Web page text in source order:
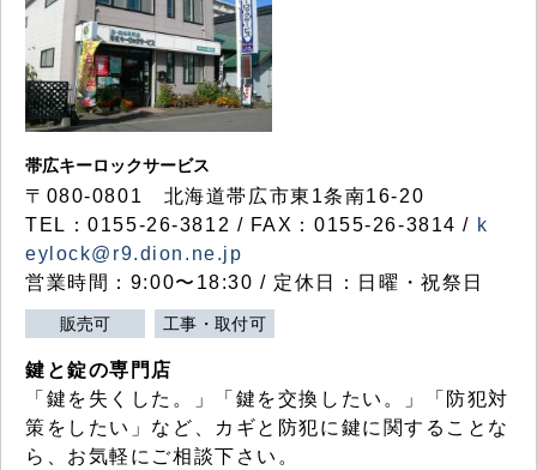
帯広キーロックサービス
〒080-0801 北海道帯広市東1条南16-20
TEL：0155-26-3812 / FAX：0155-26-3814 / k
eylock@r9.dion.ne.jp
営業時間：9:00〜18:30 / 定休日：日曜・祝祭日
販売可 工事・取付可
鍵と錠の専門店
「鍵を失くした。」「鍵を交換したい。」「防犯対
策をしたい」など、カギと防犯に鍵に関することな
ら、お気軽にご相談下さい。